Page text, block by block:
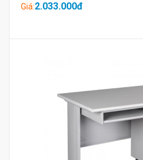
Giá:2.033.000đ